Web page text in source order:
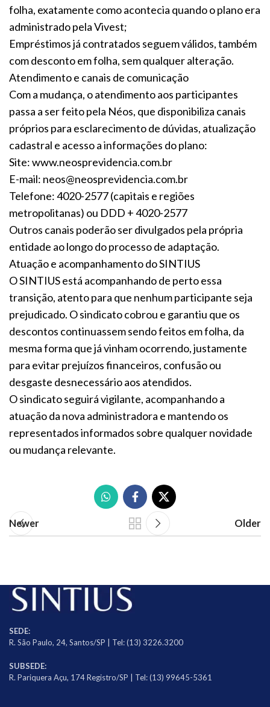
folha, exatamente como acontecia quando o plano era
administrado pela Vivest;
Empréstimos já contratados seguem válidos, também
com desconto em folha, sem qualquer alteração.
Atendimento e canais de comunicação
Com a mudança, o atendimento aos participantes
passa a ser feito pela Néos, que disponibiliza canais
próprios para esclarecimento de dúvidas, atualização
cadastral e acesso a informações do plano:
Site: www.neosprevidencia.com.br
E-mail: neos@neosprevidencia.com.br
Telefone: 4020-2577 (capitais e regiões
metropolitanas) ou DDD + 4020-2577
Outros canais poderão ser divulgados pela própria
entidade ao longo do processo de adaptação.
Atuação e acompanhamento do SINTIUS
O SINTIUS está acompanhando de perto essa
transição, atento para que nenhum participante seja
prejudicado. O sindicato cobrou e garantiu que os
descontos continuassem sendo feitos em folha, da
mesma forma que já vinham ocorrendo, justamente
para evitar prejuízos financeiros, confusão ou
desgaste desnecessário aos atendidos.
O sindicato seguirá vigilante, acompanhando a
atuação da nova administradora e mantendo os
representados informados sobre qualquer novidade
ou mudança relevante.
Newer Older
SEDE:
R. São Paulo, 24, Santos/SP | Tel: (13) 3226.3200
SUBSEDE:
R. Pariquera Açu, 174 Registro/SP | Tel: (13) 99645-5361